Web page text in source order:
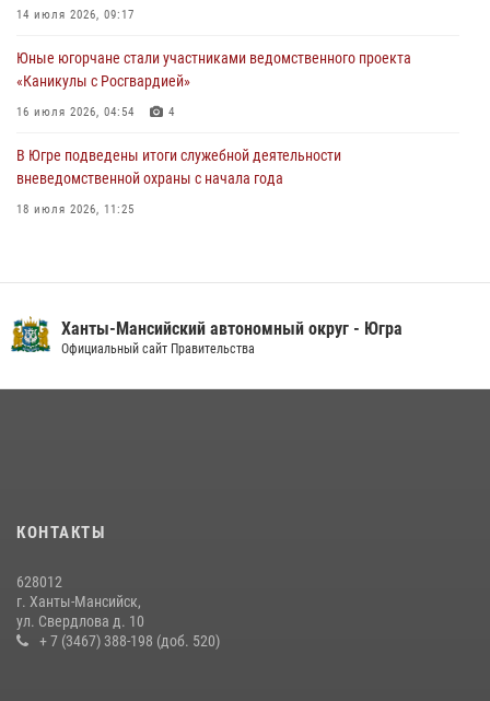
Урайский отдел вневедомственной охраны Росгвардии отмечает
05 августа 2026, 12:01 3
14 июля 2026, 09:17
Юные югорчане стали участниками ведомственного проекта
«Каникулы с Росгвардией»
16 июля 2026, 04:54 4
В Югре подведены итоги служебной деятельности
вневедомственной охраны с начала года
18 июля 2026, 11:25
В Югре военнослужащие и сотрудники Росгвардии почтили память
11 июля 2026, 12:26
Ханты-Мансийский автономный округ - Югра
Официальный сайт Правительства
КОНТАКТЫ
628012
г. Ханты-Мансийск,
ул. Свердлова д. 10
+ 7 (3467) 388-198 (доб. 520)